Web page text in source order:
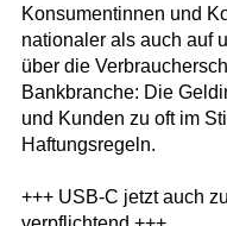
Konsumentinnen und
nationaler als auch auf
über die
Bankbranche: Die
und Kunden zu oft im
Haftungsregeln.
+++ USB-C jetzt auch